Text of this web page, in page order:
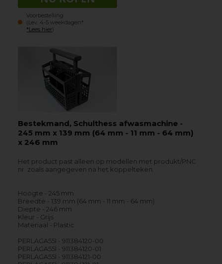
Voorbestelling
(Lev. 4-5 weekdagen*
*Lees hier)
Bestekmand, Schulthess afwasmachine -
245 mm x 139 mm (64 mm - 11 mm - 64 mm)
x 246 mm
Het product past alleen op modellen met produkt/PNC
nr. zoals aangegeven na het koppelteken.
Hoogte - 245 mm
Breedte - 139 mm (64 mm - 11 mm - 64 mm)
Diepte - 246 mm
Kleur - Grijs
Materiaal - Plastic
PERLAGA55I - 911384120-00
PERLAGA55I - 911384120-01
PERLAGA55I - 911384121-00